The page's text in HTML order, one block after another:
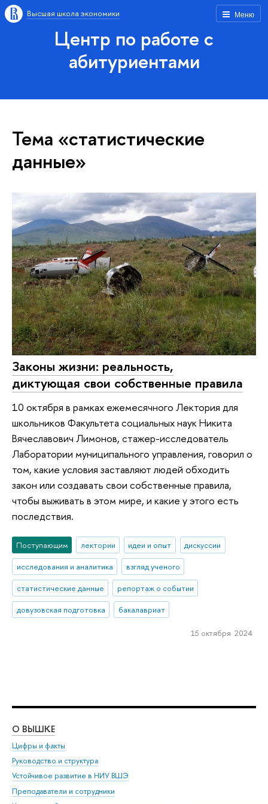
Меню
Высшая школа экономики
Центр по работе с
абитуриентами
Тема «статистические
данные»
Законы жизни: реальность,
диктующая свои собственные правила
10 октября в рамках ежемесячного Лектория для
школьников Факультета социальных наук Никита
Вячеславович Лимонов, стажер-исследователь
Лаборатории муниципального управления, говорил о
том, какие условия заставляют людей обходить
закон или создавать свои собственные правила,
чтобы выживать в этом мире, и какие у этого есть
последствия.
Поступающим лектории идеи и опыт
дискуссии
исследования и аналитика
взгляд ученого
статистические данные
репортаж о событии
довузовская подготовка
бакалавриат
15 октября 2024
О ВЫШКЕ
Цифры и факты
Руководство и структура
Устойчивое развитие в НИУ ВШЭ
Преподаватели и сотрудники